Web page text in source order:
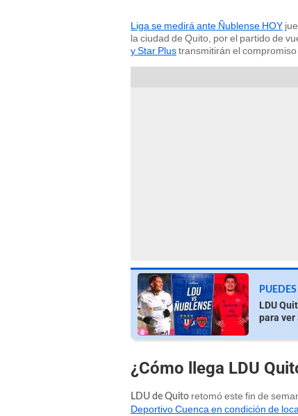
Liga se medirá ante Ñublense HOY
la ciudad de Quito, por el partido de
y Star Plustransmitirán el
LDU
para ver
¿Cómo llega LDU
LDU de Quito retomó este fin de
Deportivo Cuenca en condición de